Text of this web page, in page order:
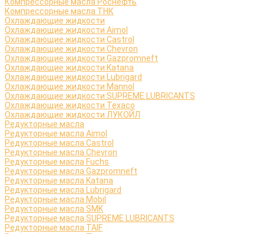
Компрессорные масла ТНК
Охлаждающие жидкости
Охлаждающие жидкости Aimol
Охлаждающие жидкости Castrol
Охлаждающие жидкости Chevron
Охлаждающие жидкости Gazpromneft
Охлаждающие жидкости Katana
Охлаждающие жидкости Lubrigard
Охлаждающие жидкости Mannol
Охлаждающие жидкости SUPREME LUBRICANTS
Охлаждающие жидкости Texaco
Охлаждающие жидкости ЛУКОЙЛ
Редукторные масла
Редукторные масла Aimol
Редукторные масла Castrol
Редукторные масла Chevron
Редукторные масла Fuchs
Редукторные масла Gazpromneft
Редукторные масла Katana
Редукторные масла Lubrigard
Редукторные масла Mobil
Редукторные масла SMK
Редукторные масла SUPREME LUBRICANTS
Редукторные масла TAIF